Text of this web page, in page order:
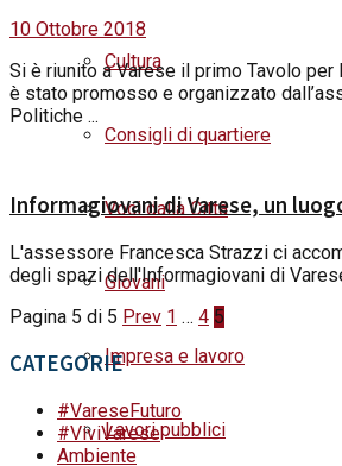
Cultura
Consigli di quartiere
Voci dalla Città
Giovani
Impresa e lavoro
Lavori pubblici
10 Ottobre 2018
Si è riunito a Varese il primo Tavolo per
è stato promosso e organizzato
Politiche ...
Informagiovani di Varese, un
L'assessore Francesca Strazzi ci
degli spazi dell'Informagiovani di
Pagina 5 di 5 Prev 1 … 4 5
CATEGORIE
#VareseFuturo
#ViviVarese
Ambiente